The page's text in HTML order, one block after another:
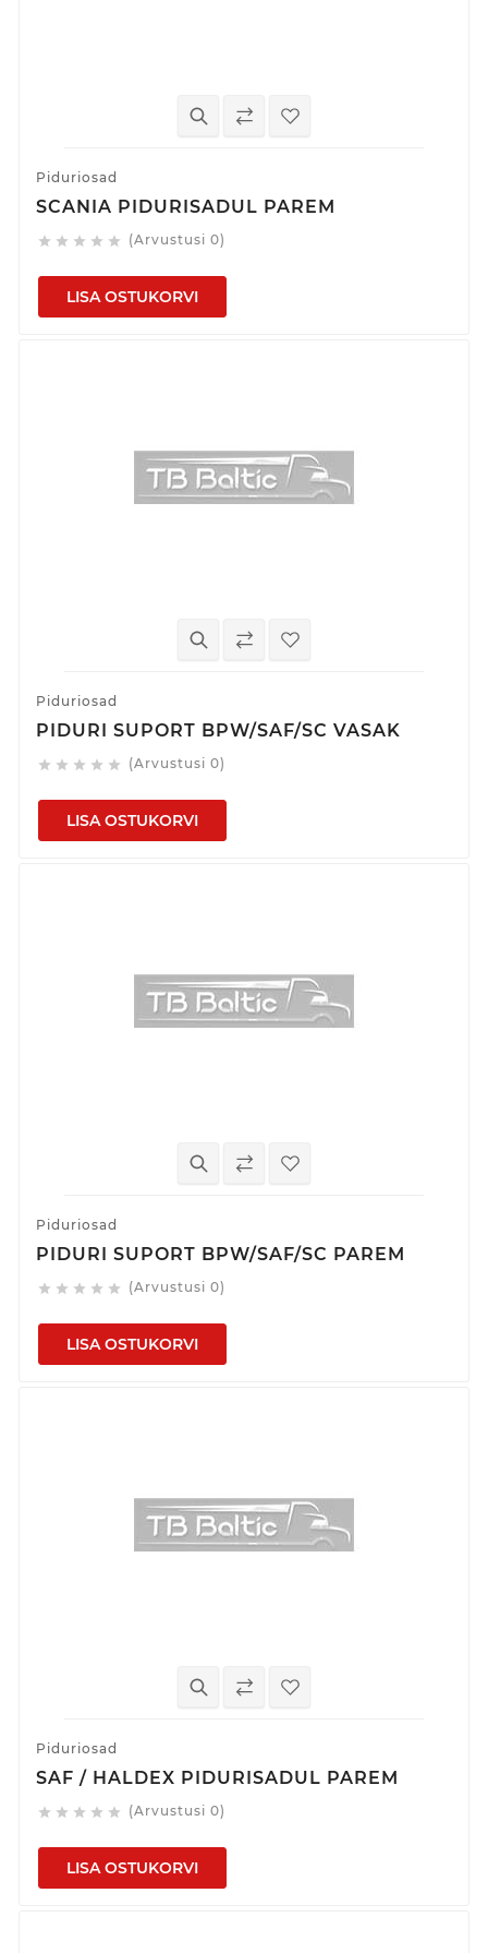
Piduriosad
SCANIA PIDURISADUL PAREM
     (Arvustusi 0)
LISA OSTUKORVI
Piduriosad
PIDURI SUPORT BPW/SAF/SC VASAK
     (Arvustusi 0)
LISA OSTUKORVI
Piduriosad
PIDURI SUPORT BPW/SAF/SC PAREM
     (Arvustusi 0)
LISA OSTUKORVI
Piduriosad
SAF / HALDEX PIDURISADUL PAREM
     (Arvustusi 0)
LISA OSTUKORVI